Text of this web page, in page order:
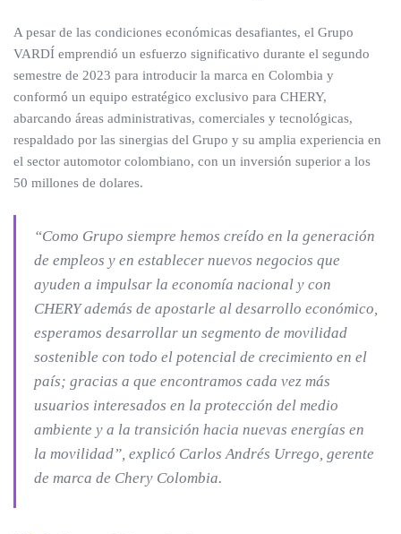
A pesar de las condiciones económicas desafiantes, el Grupo
VARDÍ emprendió un esfuerzo significativo durante el segundo
semestre de 2023 para introducir la marca en Colombia y
conformó un equipo estratégico exclusivo para CHERY,
abarcando áreas administrativas, comerciales y tecnológicas,
respaldado por las sinergias del Grupo y su amplia experiencia en
el sector automotor colombiano, con un inversión superior a los
50 millones de dolares.
“Como Grupo siempre hemos creído en la generación
de empleos y en establecer nuevos negocios que
ayuden a impulsar la economía nacional y con
CHERY además de apostarle al desarrollo económico,
esperamos desarrollar un segmento de movilidad
sostenible con todo el potencial de crecimiento en el
país; gracias a que encontramos cada vez más
usuarios interesados en la protección del medio
ambiente y a la transición hacia nuevas energías en
la movilidad”, explicó Carlos Andrés Urrego, gerente
de marca de Chery Colombia.